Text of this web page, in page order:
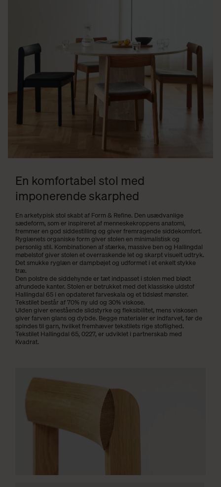
En komfortabel stol med
imponerende skarphed
En arketypisk stol skabt af Form & Refine. Den usædvanlige
sædeform, som er inspireret af menneskekroppens anatomi,
fremmer en god siddestilling og giver fremragende siddekomfort.
Ryglænets organiske form giver stolen en minimalistisk og
personlig stil. Kombinationen af stærke, massive ben og Hallingdal
møbelstof giver stolen et overraskende let og skarpt visuelt udtryk.
Det smukke ryglæn er dampbøjet og udformet i et enkelt stykke
træ.
Den polstre de siddehynde er tæt indpasset i stolen med blødt
afrundede kanter. Stolen er betrukket med det klassiske uldstof
Hallingdal 65 i en opdateret farveskala og et tidsløst mønster.
Tekstilet består af 70% ny uld og 30% viskose.
Ulden giver enestående slidstyrke og fleksibilitet, mens viskosen
giver farven glans og dybde. Begge materialer er indfarvet, før de
spindes til garn, hvilket fremhæver tekstilets rige stoflighed.
Tekstilet Hallingdal 65, 0227, er udviklet i partnerskab med
Kvadrat.